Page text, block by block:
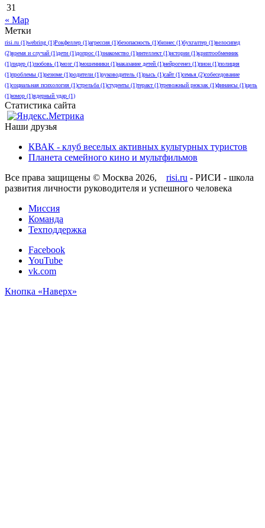
31
« Мар
Метки
risi.ru (1)webring (1)Рокфеллер (1)агрессия (1)безопасность (1)бизнес (1)бухгалтер (1)велосипед
(2)время и случай (1)дети (1)допрос (1)знакомство (1)интеллект(1)истории (1)криптообменник
(1)лидер (1)любовь (1)мoзг (1)мошенники (1)наказание детей (1)нейрогенез (1)пион (1)полиция
(1)проблемы (1)резюме (1)родители (1)руководитель (1)рысь (1)сайт(1)семья (2)собеседование
(1)социальная психология (1)стрельба (1)студенты (1)теракт(1)тревожный рюкзак (1)финансы (1)цель
(1)юмор (1)ядерный удар (1)
Статистика сайта
Наши друзья
КВАК - клуб веселых активных культурных туристов
Планета семейного кино и мультфильмов
Все права защищены © Москва 2026,
risi.ru - РИСИ - школа
развития личности руководителя и успешного человека
Миссия
Команда
Техподдержка
Facebook
YouTube
vk.com
Кнопка «Наверх»